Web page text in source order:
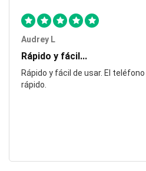
Audrey L
Rápido y fácil...
Rápido y fácil de usar. El
rápido.